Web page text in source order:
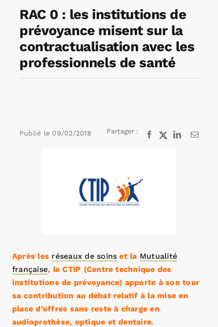
Agenda
Kiosque
Annonces emploi
RAC 0 : les institutions de
prévoyance misent sur la
contractualisation avec les
professionnels de santé
Publié le 09/02/2018 Partager : Facebook
X LinkedInEmail
Après les réseaux de soins et la Mutualité
française, le CTIP (Centre technique des
institutions de prévoyance) apporte à son tour
sa contribution au débat relatif à la mise en
place d’offres sans reste à charge en
audioprothèse, optique et dentaire.